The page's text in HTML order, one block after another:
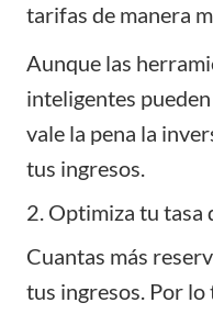
tarifas de manera
Aunque las
inteligentes
vale la pena la
tus ingresos.
2. Optimiza tu tasa
Cuantas más
tus ingresos. Por